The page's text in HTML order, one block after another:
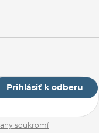
Prihlásiť k odberu
soukromí